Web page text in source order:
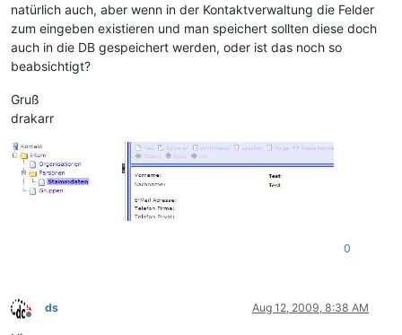
natürlich auch, aber wenn in der Kontaktverwaltung die Felder
zum eingeben existieren und man speichert sollten diese doch
auch in die DB gespeichert werden, oder ist das noch so
beabsichtigt?
Gruß
drakarr
0
Offline
ds Aug 12, 2009, 8:38 AM